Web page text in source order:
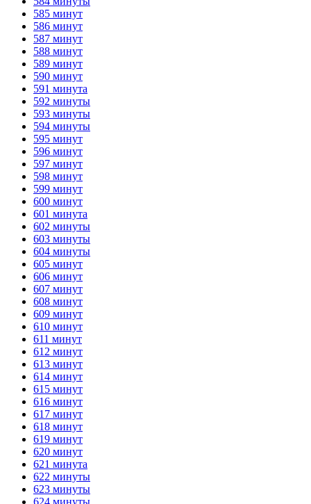
HANDY TIMERS
585 минут
586 минут
587 минут
588 минут
589 минут
590 минут
591 минута
592 минуты
593 минуты
594 минуты
595 минут
596 минут
597 минут
598 минут
599 минут
600 минут
601 минута
602 минуты
603 минуты
604 минуты
605 минут
606 минут
607 минут
608 минут
609 минут
610 минут
611 минут
612 минут
613 минут
614 минут
615 минут
616 минут
617 минут
618 минут
619 минут
620 минут
621 минута
622 минуты
623 минуты
624 минуты